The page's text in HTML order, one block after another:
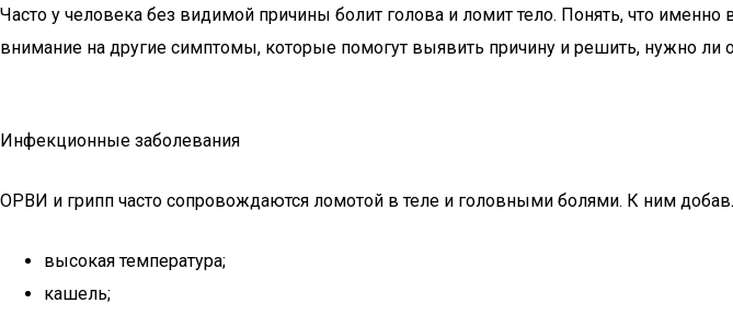
Часто у человека без видимой причины болит голова и ломит тело. Понять, что
внимание на другие симптомы, которые помогут выявить причину и решить, нужно ли
Инфекционные заболевания
ОРВИ и грипп часто сопровождаются ломотой в теле и головными болями. К ним
высокая температура;
кашель;